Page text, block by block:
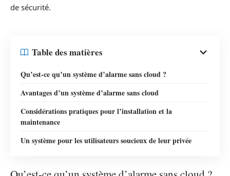
de sécurité.
Table des matières
Qu’est-ce qu’un système d’alarme sans cloud ?
Avantages d’un système d’alarme sans cloud
Considérations pratiques pour l’installation et la
maintenance
Un système pour les utilisateurs soucieux de leur privée